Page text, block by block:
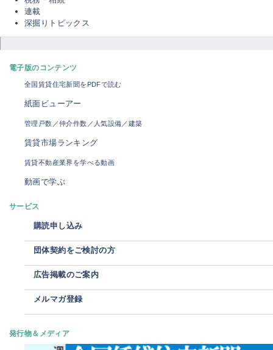
連載
深掘りトピックス
電子版のコンテンツ
全国賃貸住宅新聞をPDFで読む
紙面ビューアー
管理戸数／仲介件数／人気設備／建築
賃貸市場ランキング
賃貸不動産業界を学べる動画
動画で学ぶ
サービス
購読申し込み
団体契約をご検討の方
広告掲載のご案内
メルマガ登録
発行物＆メディア